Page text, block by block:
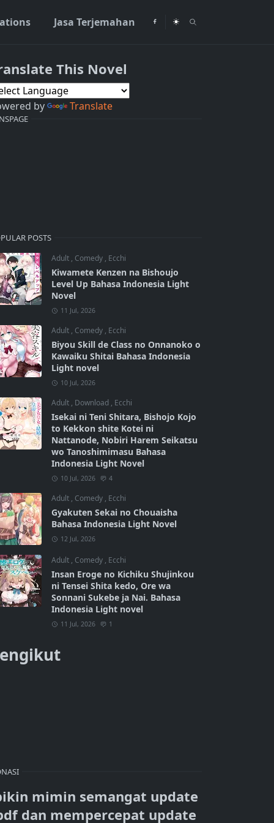
Jasa Terjemahan
This Novel
by Translate
POSTS
Adult , Comedy , Ecchi
Kiwamete Kenzen na Bishoujo
Level Up Bahasa Indonesia Light
Novel
11 Jul, 2026
Adult , Comedy , Ecchi
Biyou Skill de Class no Onnanoko o
Kawaiku Shitai Bahasa Indonesia
Light novel
10 Jul, 2026
Adult , Download , Ecchi
Isekai ni Teni Shitara, Bishojo Kojo
to Kekkon shite Kotei ni
Nattanode, Nobiri Harem Seikatsu
wo Tanoshimimasu Bahasa
Indonesia Light Novel
10 Jul, 2026 4
Adult , Comedy , Ecchi
Gyakuten Sekai no Chouaisha
Bahasa Indonesia Light Novel
12 Jul, 2026
Adult , Comedy , Ecchi
Insan Eroge no Kichiku Shujinkou
ni Tensei Shita kedo, Ore wa
Sonnani Sukebe ja Nai. Bahasa
Indonesia Light novel
11 Jul, 2026 1
mimin semangat update
dan mempercepat update